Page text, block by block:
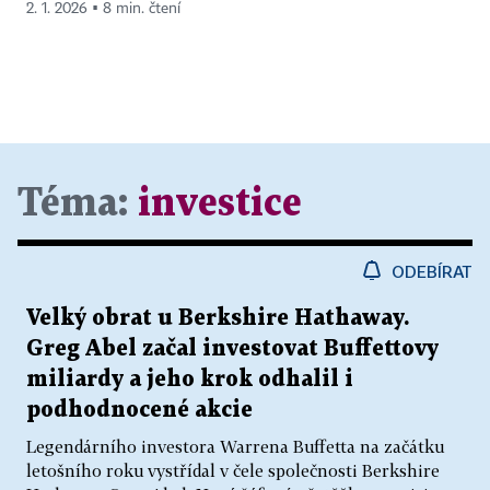
2. 1. 2026 ▪ 8 min. čtení
Téma: investice
ODEBÍRAT
Velký obrat u Berkshire Hathaway.
Greg Abel začal investovat Buffettovy
miliardy a jeho krok odhalil i
podhodnocené akcie
Legendárního investora Warrena Buffetta na začátku
letošního roku vystřídal v čele společnosti Berkshire